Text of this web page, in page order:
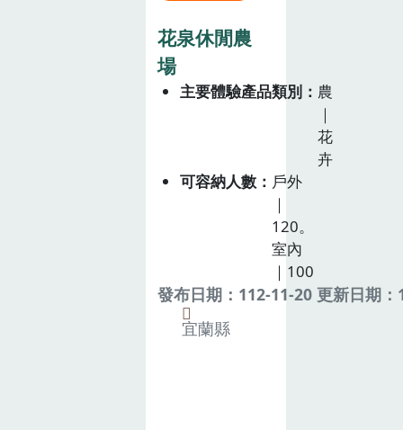
花泉休閒農
場
主要體驗產品類別
農
｜
花
卉
可容納人數
戶外
｜
120。
室內
｜100
發布日期：112-11-20 更新日期
宜蘭縣